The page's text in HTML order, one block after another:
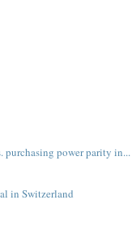
purchasing power parity in...
in Switzerland